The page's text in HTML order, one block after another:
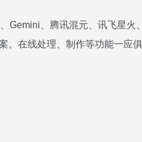
Gemini、腾讯混元、讯飞星火
。在线处理、制作等功能一应